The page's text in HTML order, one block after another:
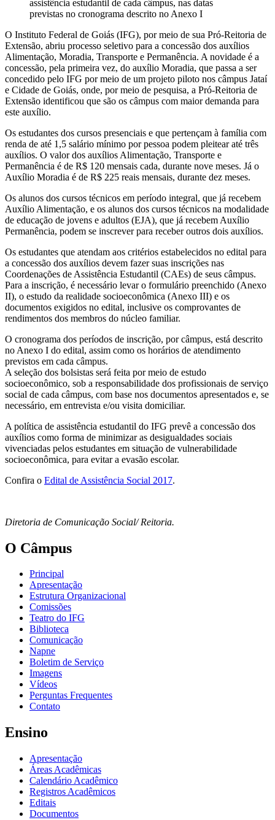
assistência estudantil de cada câmpus, nas datas
previstas no cronograma descrito no Anexo I
O Instituto Federal de Goiás (IFG), por meio de sua Pró-Reitoria de
Extensão, abriu processo seletivo para a concessão dos auxílios
Alimentação, Moradia, Transporte e Permanência. A novidade é a
concessão, pela primeira vez, do auxílio Moradia, que passa a ser
concedido pelo IFG por meio de um projeto piloto nos câmpus Jataí
e Cidade de Goiás, onde, por meio de pesquisa, a Pró-Reitoria de
Extensão identificou que são os câmpus com maior demanda para
este auxílio.
Os estudantes dos cursos presenciais e que pertençam à família com
renda de até 1,5 salário mínimo por pessoa podem pleitear até três
auxílios. O valor dos auxílios Alimentação, Transporte e
Permanência é de R$ 120 mensais cada, durante nove meses. Já o
Auxílio Moradia é de R$ 225 reais mensais, durante dez meses.
Os alunos dos cursos técnicos em período integral, que já recebem
Auxílio Alimentação, e os alunos dos cursos técnicos na modalidade
de educação de jovens e adultos (EJA), que já recebem Auxílio
Permanência, podem se inscrever para receber outros dois auxílios.
Os estudantes que atendam aos critérios estabelecidos no edital para
a concessão dos auxílios devem fazer suas inscrições nas
Coordenações de Assistência Estudantil (CAEs) de seus câmpus.
Para a inscrição, é necessário levar o formulário preenchido (Anexo
II), o estudo da realidade socioeconômica (Anexo III) e os
documentos exigidos no edital, inclusive os comprovantes de
rendimentos dos membros do núcleo familiar.
O cronograma dos períodos de inscrição, por câmpus, está descrito
no Anexo I do edital, assim como os horários de atendimento
previstos em cada câmpus.
A seleção dos bolsistas será feita por meio de estudo
socioeconômico, sob a responsabilidade dos profissionais de serviço
social de cada câmpus, com base nos documentos apresentados e, se
necessário, em entrevista e/ou visita domiciliar.
A política de assistência estudantil do IFG prevê a concessão dos
auxílios como forma de minimizar as desigualdades sociais
vivenciadas pelos estudantes em situação de vulnerabilidade
socioeconômica, para evitar a evasão escolar.
Confira o Edital de Assistência Social 2017.
Diretoria de Comunicação Social/ Reitoria.
O Câmpus
Principal
Apresentação
Estrutura Organizacional
Comissões
Teatro do IFG
Biblioteca
Comunicação
Napne
Boletim de Serviço
Imagens
Vídeos
Perguntas Frequentes
Contato
Ensino
Apresentação
Áreas Acadêmicas
Calendário Acadêmico
Registros Acadêmicos
Editais
Documentos